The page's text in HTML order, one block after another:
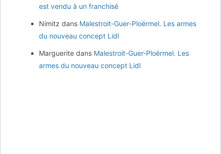
est vendu à un franchisé
Nimitz dans Malestroit-Guer-Ploërmel. Les armes
du nouveau concept Lidl
Marguerite dans Malestroit-Guer-Ploërmel. Les
armes du nouveau concept Lidl